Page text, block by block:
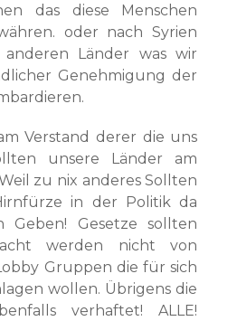
das diese Menschen
oder nach Syrien
Länder was wir
Genehmigung der
Verstand derer die uns
unsere Länder am
zu nix anderes Sollten
in der Politik da
Geben! Gesetze sollten
werden nicht von
Gruppen die für sich
wollen. Übrigens die
verhaftet! ALLE!